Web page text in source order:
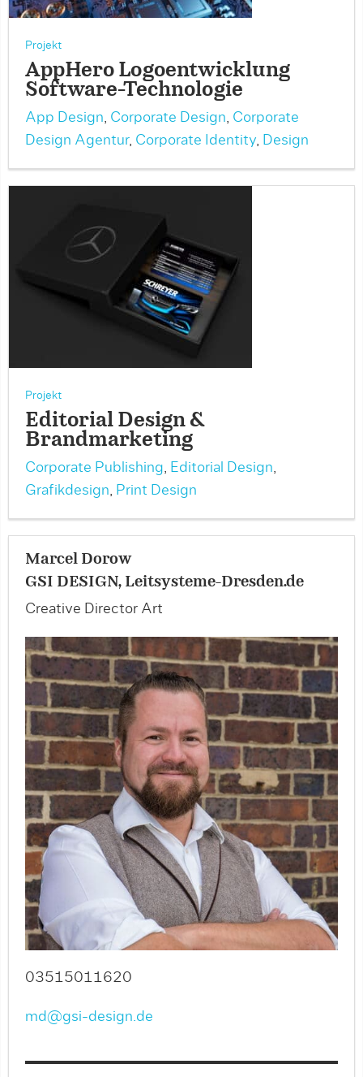
Projekt
AppHero Logoentwicklung
Software-Technologie
App Design, Corporate Design, Corporate
Design Agentur, Corporate Identity, Design
Projekt
Editorial Design &
Brandmarketing
Corporate Publishing, Editorial Design,
Grafikdesign, Print Design
Marcel Dorow
GSI DESIGN, Leitsysteme-Dresden.de
Creative Director Art
03515011620
md@gsi-design.de